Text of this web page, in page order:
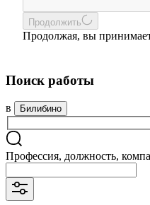
Продолжить
Продолжая, вы
Поиск работы
в Билибино
Профессия, должность,